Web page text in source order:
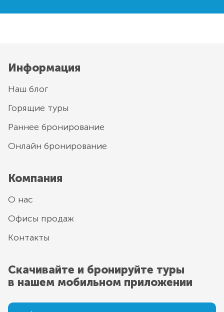
Информация
Наш блог
Горящие туры
Раннее бронирование
Онлайн бронирование
Компания
О нас
Офисы продаж
Контакты
Скачивайте и бронируйте туры
в нашем мобильном приложении